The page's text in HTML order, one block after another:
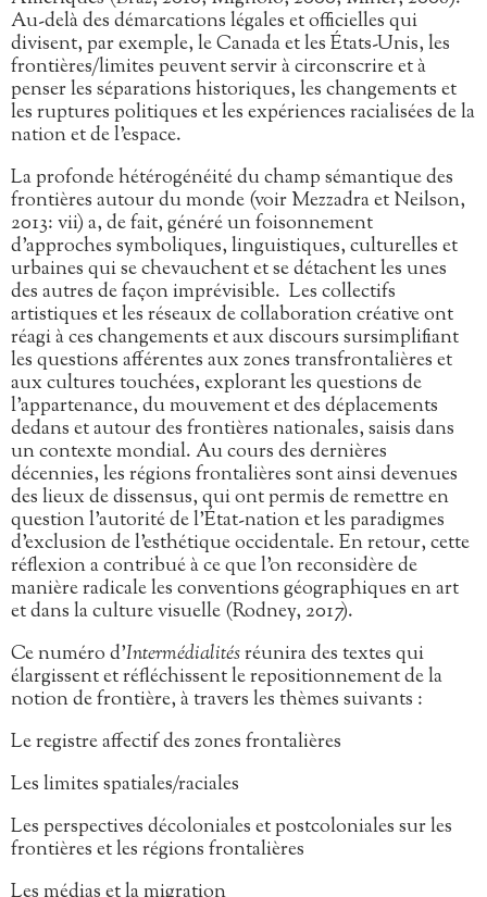
Au-delà des démarcations légales et officielles qui
divisent, par exemple, le Canada et les États-Unis, les
frontières/limites peuvent servir à circonscrire et à
penser les séparations historiques, les changements et
les ruptures politiques et les expériences racialisées de la
nation et de l’espace.
La profonde hétérogénéité du champ sémantique des
frontières autour du monde (voir Mezzadra et Neilson,
2013: vii) a, de fait, généré un foisonnement
d’approches symboliques, linguistiques, culturelles et
urbaines qui se chevauchent et se détachent les unes
des autres de façon imprévisible. Les collectifs
artistiques et les réseaux de collaboration créative ont
réagi à ces changements et aux discours sursimplifiant
les questions afférentes aux zones transfrontalières et
aux cultures touchées, explorant les questions de
l’appartenance, du mouvement et des déplacements
dedans et autour des frontières nationales, saisis dans
un contexte mondial. Au cours des dernières
décennies, les régions frontalières sont ainsi devenues
des lieux de dissensus, qui ont permis de remettre en
question l’autorité de l’État-nation et les paradigmes
d’exclusion de l’esthétique occidentale. En retour, cette
réflexion a contribué à ce que l’on reconsidère de
manière radicale les conventions géographiques en art
et dans la culture visuelle (Rodney, 2017).
Ce numéro d’Intermédialitésréunira des textes qui
élargissent et réfléchissent le repositionnement de la
notion de frontière, à travers les thèmes suivants :
Le registre affectif des zones frontalières
Les limites spatiales/raciales
Les perspectives décoloniales et postcoloniales sur les
frontières et les régions frontalières